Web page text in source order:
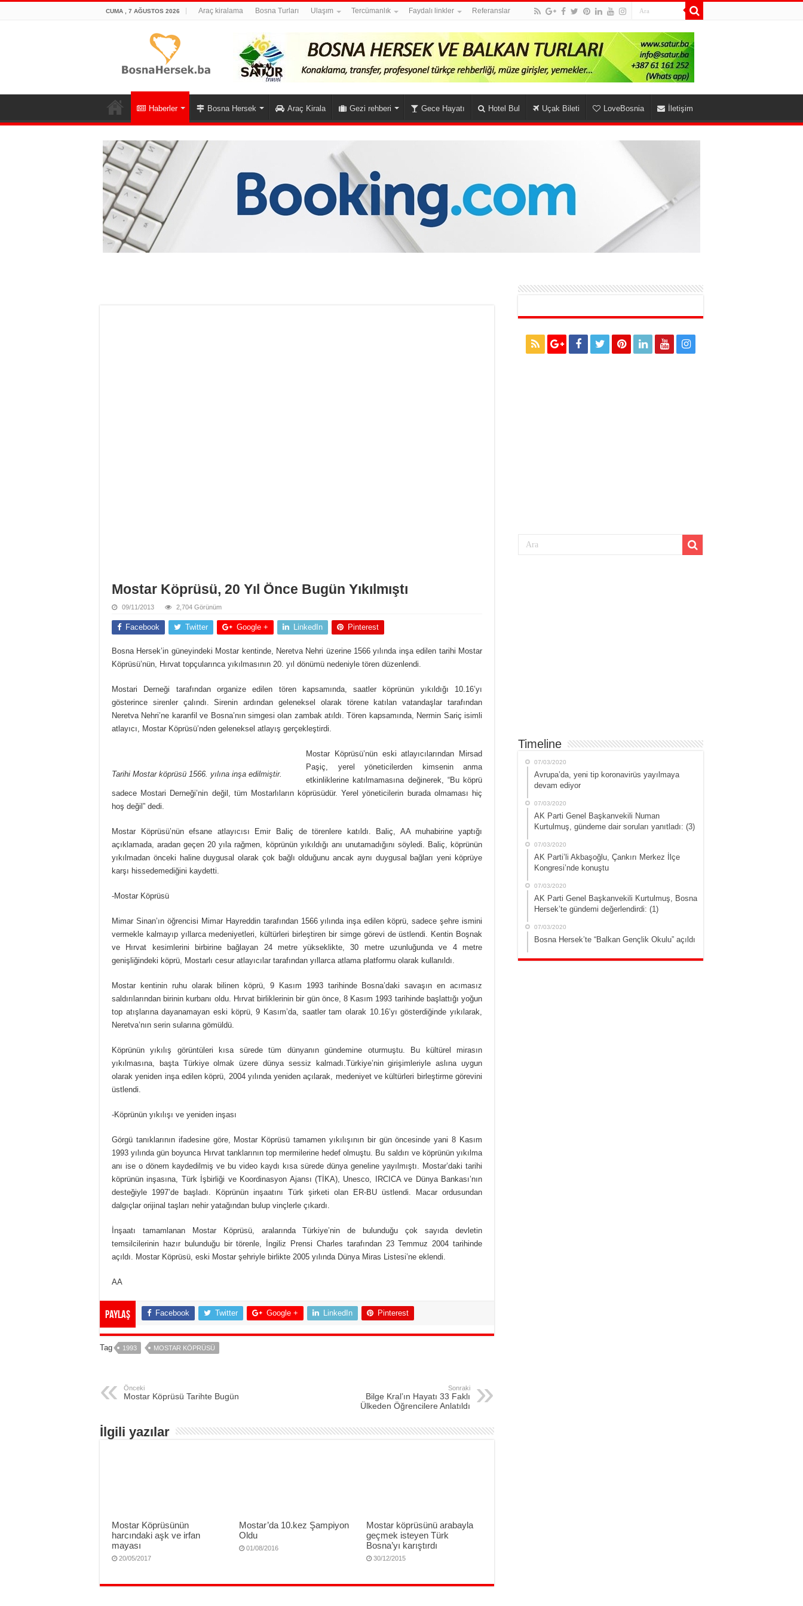
CUMA , 7 AĞUSTOS 2026 Araç kiralama Bosna Turları Ulaşım Tercümanlık Faydalı linkler Referanslar
Haberler Bosna Hersek Araç Kirala Gezi rehberi Gece Hayatı Hotel Bul Uçak Bileti LoveBosnia İletişim
Mostar Köprüsü, 20 Yıl Önce Bugün Yıkılmıştı
09/11/2013 2,704 Görünüm
Facebook Twitter Google + LinkedIn Pinterest
Bosna Hersek’in güneyindeki Mostar kentinde, Neretva Nehri üzerine 1566 yılında inşa edilen tarihi Mostar
Köprüsü’nün, Hırvat topçularınca yıkılmasının 20. yıl dönümü nedeniyle tören düzenlendi.
Mostari Derneği tarafından organize edilen tören kapsamında, saatler köprünün yıkıldığı 10.16’yı
gösterince sirenler çalındı. Sirenin ardından geleneksel olarak törene katılan vatandaşlar tarafından
Neretva Nehri’ne karanfil ve Bosna’nın simgesi olan zambak atıldı. Tören kapsamında, Nermin Sariç isimli
atlayıcı, Mostar Köprüsü’nden geleneksel atlayış gerçekleştirdi.
Tarihi Mostar köprüsü 1566. yılına inşa edilmiştir.
Mostar Köprüsü’nün eski atlayıcılarından Mirsad
Paşiç, yerel yöneticilerden kimsenin anma
etkinliklerine katılmamasına değinerek, “Bu köprü
sadece Mostari Derneği’nin değil, tüm Mostarlıların köprüsüdür. Yerel yöneticilerin burada olmaması hiç
hoş değil” dedi.
Mostar Köprüsü’nün efsane atlayıcısı Emir Baliç de törenlere katıldı. Baliç, AA muhabirine yaptığı
açıklamada, aradan geçen 20 yıla rağmen, köprünün yıkıldığı anı unutamadığını söyledi. Baliç, köprünün
yıkılmadan önceki haline duygusal olarak çok bağlı olduğunu ancak aynı duygusal bağları yeni köprüye
karşı hissedemediğini kaydetti.
-Mostar Köprüsü
Mimar Sinan’ın öğrencisi Mimar Hayreddin tarafından 1566 yılında inşa edilen köprü, sadece şehre ismini
vermekle kalmayıp yıllarca medeniyetleri, kültürleri birleştiren bir simge görevi de üstlendi. Kentin Boşnak
ve Hırvat kesimlerini birbirine bağlayan 24 metre yükseklikte, 30 metre uzunluğunda ve 4 metre
genişliğindeki köprü, Mostarlı cesur atlayıcılar tarafından yıllarca atlama platformu olarak kullanıldı.
Mostar kentinin ruhu olarak bilinen köprü, 9 Kasım 1993 tarihinde Bosna’daki savaşın en acımasız
saldırılarından birinin kurbanı oldu. Hırvat birliklerinin bir gün önce, 8 Kasım 1993 tarihinde başlattığı yoğun
top atışlarına dayanamayan eski köprü, 9 Kasım’da, saatler tam olarak 10.16’yı gösterdiğinde yıkılarak,
Neretva’nın serin sularına gömüldü.
Köprünün yıkılış görüntüleri kısa sürede tüm dünyanın gündemine oturmuştu. Bu kültürel mirasın
yıkılmasına, başta Türkiye olmak üzere dünya sessiz kalmadı.Türkiye’nin girişimleriyle aslına uygun
olarak yeniden inşa edilen köprü, 2004 yılında yeniden açılarak, medeniyet ve kültürleri birleştirme görevini
üstlendi.
-Köprünün yıkılışı ve yeniden inşası
Görgü tanıklarının ifadesine göre, Mostar Köprüsü tamamen yıkılışının bir gün öncesinde yani 8 Kasım
1993 yılında gün boyunca Hırvat tanklarının top mermilerine hedef olmuştu. Bu saldırı ve köprünün yıkılma
anı ise o dönem kaydedilmiş ve bu video kaydı kısa sürede dünya geneline yayılmıştı. Mostar’daki tarihi
köprünün inşasına, Türk İşbirliği ve Koordinasyon Ajansı (TİKA), Unesco, IRCICA ve Dünya Bankası’nın
desteğiyle 1997’de başladı. Köprünün inşaatını Türk şirketi olan ER-BU üstlendi. Macar ordusundan
dalgıçlar orijinal taşları nehir yatağından bulup vinçlerle çıkardı.
İnşaatı tamamlanan Mostar Köprüsü, aralarında Türkiye’nin de bulunduğu çok sayıda devletin
temsilcilerinin hazır bulunduğu bir törenle, İngiliz Prensi Charles tarafından 23 Temmuz 2004 tarihinde
açıldı. Mostar Köprüsü, eski Mostar şehriyle birlikte 2005 yılında Dünya Miras Listesi’ne eklendi.
AA
Paylaş Facebook Twitter Google + LinkedIn Pinterest
Tag 1993 MOSTAR KÖPRÜSÜ
Önceki
Mostar Köprüsü Tarihte Bugün
Sonraki
Bilge Kral’ın Hayatı 33 Faklı
Ülkeden Öğrencilere Anlatıldı
İlgili yazılar
Mostar Köprüsünün
harcındaki aşk ve irfan
mayası
20/05/2017
Mostar’da 10.kez Şampiyon
Oldu
01/08/2016
Mostar köprüsünü arabayla
geçmek isteyen Türk
Bosna’yı karıştırdı
30/12/2015
Timeline
07/03/2020
Avrupa’da, yeni tip koronavirüs yayılmaya
devam ediyor
07/03/2020
AK Parti Genel Başkanvekili Numan
Kurtulmuş, gündeme dair soruları yanıtladı: (3)
07/03/2020
AK Parti’li Akbaşoğlu, Çankırı Merkez İlçe
Kongresi’nde konuştu
07/03/2020
AK Parti Genel Başkanvekili Kurtulmuş, Bosna
Hersek’te gündemi değerlendirdi: (1)
07/03/2020
Bosna Hersek’te “Balkan Gençlik Okulu” açıldı